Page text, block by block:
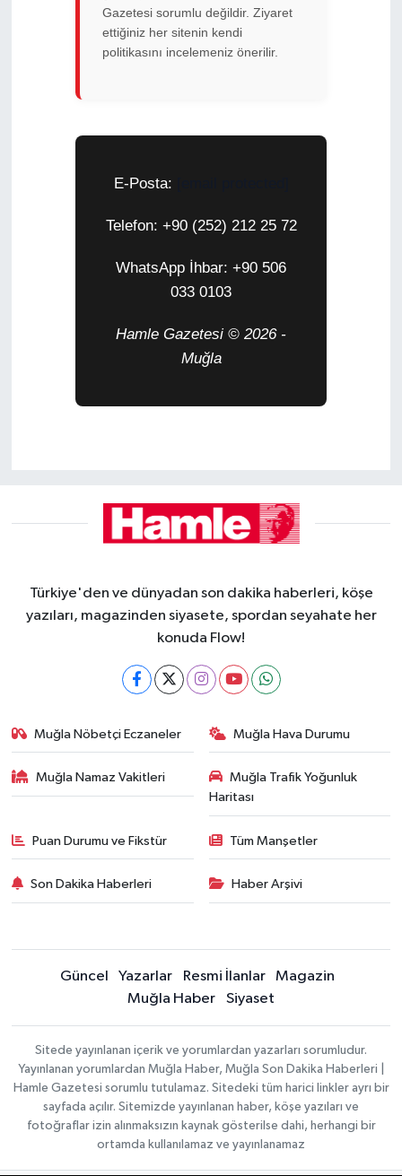
Gazetesi sorumlu değildir. Ziyaret
ettiğiniz her sitenin kendi
politikasını incelemeniz önerilir.
E-Posta:
Telefon: +90 (252) 212 25 72
WhatsApp İhbar: +90 506
033 0103
Hamle Gazetesi © 2026 -
Muğla
Türkiye'den ve dünyadan son dakika haberleri, köşe
yazıları, magazinden siyasete, spordan seyahate her
konuda Flow!
Muğla Nöbetçi Eczaneler Muğla Hava Durumu
Muğla Namaz Vakitleri
Muğla Trafik Yoğunluk
Haritası
Puan Durumu ve Fikstür Tüm Manşetler
Son Dakika Haberleri Haber Arşivi
Güncel Yazarlar Resmi İlanlar
Magazin
Muğla Haber
Siyaset
Sitede yayınlanan içerik ve yorumlardan yazarları sorumludur.
Yayınlanan yorumlardan Muğla Haber, Muğla Son Dakika Haberleri |
Hamle Gazetesi sorumlu tutulamaz. Sitedeki tüm harici linkler ayrı bir
sayfada açılır. Sitemizde yayınlanan haber, köşe yazıları ve
fotoğraflar izin alınmaksızın kaynak gösterilse dahi, herhangi bir
ortamda kullanılamaz ve yayınlanamaz